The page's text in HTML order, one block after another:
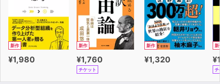
新作
¥1,980
新作
¥1,760
チケット
新作
¥1,320
新
チ